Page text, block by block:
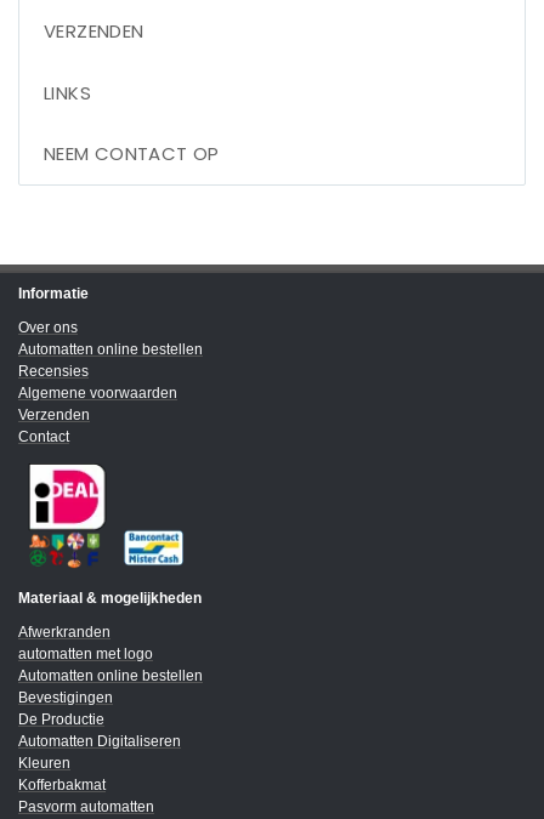
VERZENDEN
LINKS
NEEM CONTACT OP
Informatie
Over ons
Automatten online bestellen
Recensies
Algemene voorwaarden
Verzenden
Contact
Materiaal & mogelijkheden
Afwerkranden
automatten met logo
Automatten online bestellen
Bevestigingen
De Productie
Automatten Digitaliseren
Kleuren
Kofferbakmat
Pasvorm automatten